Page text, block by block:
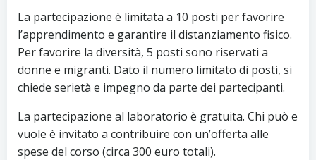
La partecipazione è limitata a 10 posti per favorire
l’apprendimento e garantire il distanziamento fisico.
Per favorire la diversità, 5 posti sono riservati a
donne e migranti. Dato il numero limitato di posti, si
chiede serietà e impegno da parte dei partecipanti.
La partecipazione al laboratorio è gratuita. Chi può e
vuole è invitato a contribuire con un’offerta alle
spese del corso (circa 300 euro totali).